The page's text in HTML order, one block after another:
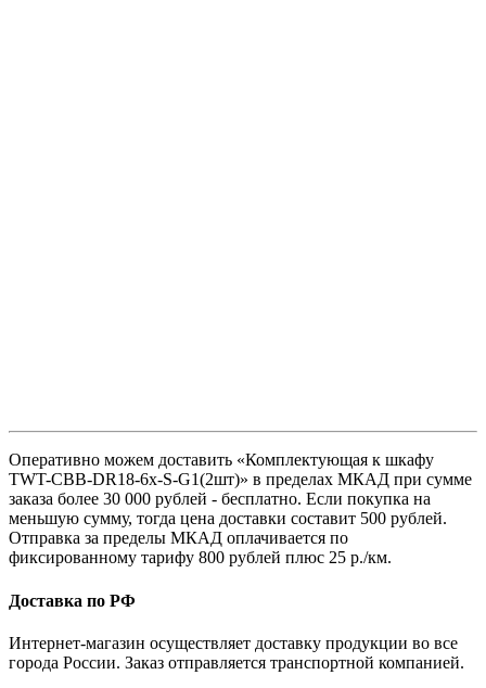
Оперативно можем доставить «Комплектующая к шкафу
TWT-CBB-DR18-6x-S-G1(2шт)» в пределах МКАД при сумме
заказа более 30 000 рублей - бесплатно. Если покупка на
меньшую сумму, тогда цена доставки составит 500 рублей.
Отправка за пределы МКАД оплачивается по
фиксированному тарифу 800 рублей плюс 25 р./км.
Доставка по РФ
Интернет-магазин осуществляет доставку продукции во все
города России. Заказ отправляется транспортной компанией.